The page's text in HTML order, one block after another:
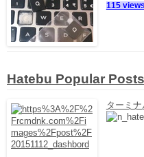
115 views
Hatebu Popular Posts
ターミ